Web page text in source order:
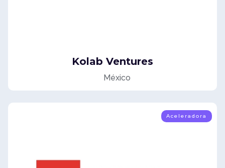
Kolab Ventures
México
Aceleradora